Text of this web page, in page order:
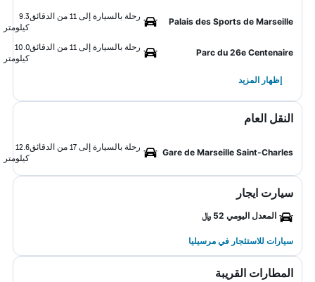
Palais des Sports de Marseille
رحلة بالسيارة إلى 11 من الدقائق
9.3
كيلومتر
Parc du 26e Centenaire
رحلة بالسيارة إلى 11 من الدقائق
10.0
كيلومتر
إظهار المزيد
النقل العام
Gare de Marseille Saint-Charles
رحلة بالسيارة إلى 17 من الدقائق
12.6
كيلومتر
سيارت ايجار
المعدل اليومي 52 ﷼
سيارات للاستئجار في مرسيليا
المطارات القريبة